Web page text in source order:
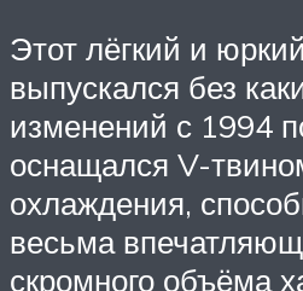
Этот лёгкий и
выпускался без
изменений с 1994
оснащался V-
охлаждения,
весьма
скромного объёма